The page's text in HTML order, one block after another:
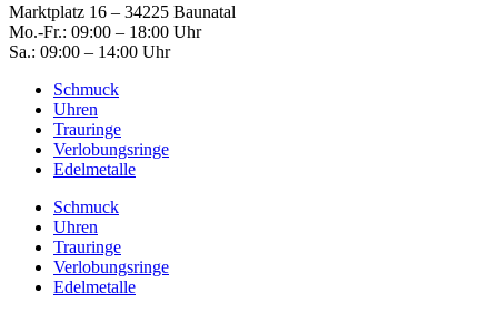
Marktplatz 16 – 34225 Baunatal
Mo.-Fr.: 09:00 – 18:00 Uhr
Sa.: 09:00 – 14:00 Uhr
Schmuck
Uhren
Trauringe
Verlobungsringe
Edelmetalle
Schmuck
Uhren
Trauringe
Verlobungsringe
Edelmetalle